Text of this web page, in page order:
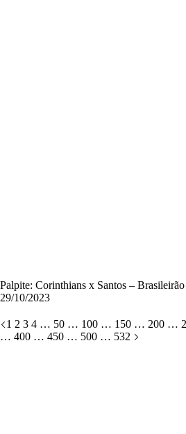
Palpite: Corinthians x Santos –
29/10/2023
1 2 3 4 … 50 … 100 … 150 … 200 …
… 400 … 450 … 500 … 532